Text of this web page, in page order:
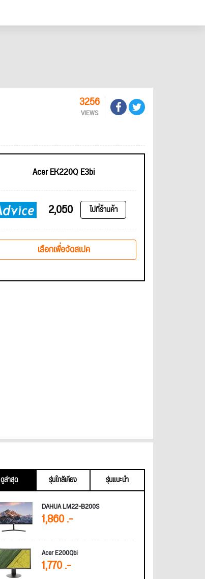
3256
VIEWS
Acer EK220Q E3bi
2,050 ไปที่ร้านค้า
เลือกเพื่อจัดสเปค
ดูล่าสุด รุ่นใกล้เคียง
รุ่นแนะนำ
DAHUA LM22-B200S
1,860 .-
Acer E200Qbi
1,770 .-